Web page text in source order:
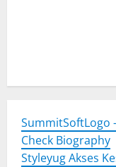
SummitSoftLogo
Check Biography
Styleyug Akses